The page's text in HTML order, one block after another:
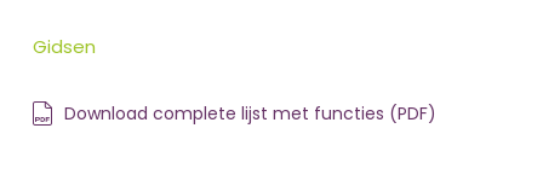
Gidsen
Download complete lijst met functies (PDF)